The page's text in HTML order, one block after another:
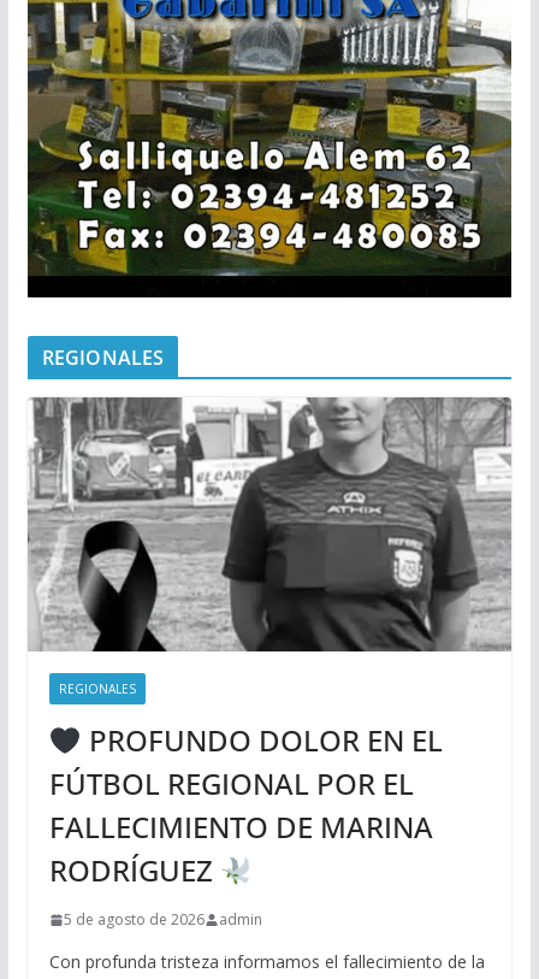
REGIONALES
REGIONALES
PROFUNDO DOLOR EN EL
FÚTBOL REGIONAL POR EL
FALLECIMIENTO DE MARINA
RODRÍGUEZ
5 de agosto de 2026 admin
Con profunda tristeza informamos el fallecimiento de la